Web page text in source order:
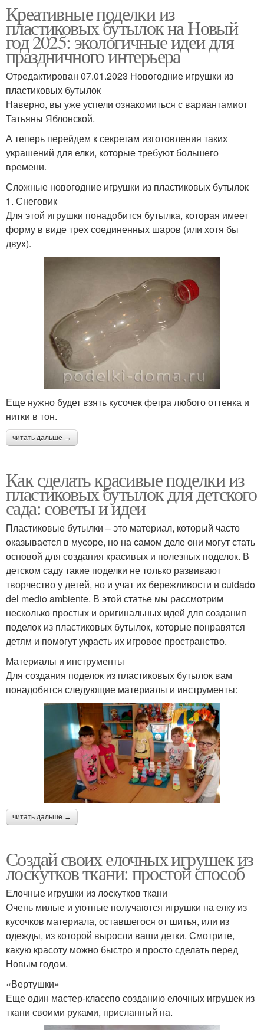
Креативные поделки из
пластиковых бутылок на Новый
год 2025: экологичные идеи для
праздничного интерьера
Отредактирован 07.01.2023 Новогодние игрушки из
пластиковых бутылок
Наверно, вы уже успели ознакомиться с вариантамиот
Татьяны Яблонской.
А теперь перейдем к секретам изготовления таких
украшений для елки, которые требуют большего
времени.
Сложные новогодние игрушки из пластиковых бутылок
1. Снеговик
Для этой игрушки понадобится бутылка, которая имеет
форму в виде трех соединенных шаров (или хотя бы
двух).
Еще нужно будет взять кусочек фетра любого оттенка и
нитки в тон.
читать дальше →
Как сделать красивые поделки из
пластиковых бутылок для детского
сада: советы и идеи
Пластиковые бутылки – это материал, который часто
оказывается в мусоре, но на самом деле они могут стать
основой для создания красивых и полезных поделок. В
детском саду такие поделки не только развивают
творчество у детей, но и учат их бережливости и cuidado
del medio ambiente. В этой статье мы рассмотрим
несколько простых и оригинальных идей для создания
поделок из пластиковых бутылок, которые понравятся
детям и помогут украсть их игровое пространство.
Материалы и инструменты
Для создания поделок из пластиковых бутылок вам
понадобятся следующие материалы и инструменты:
читать дальше →
Создай своих елочных игрушек из
лоскутков ткани: простой способ
Елочные игрушки из лоскутков ткани
Очень милые и уютные получаются игрушки на елку из
кусочков материала, оставшегося от шитья, или из
одежды, из которой выросли ваши детки. Смотрите,
какую красоту можно быстро и просто сделать перед
Новым годом.
«Вертушки»
Еще один мастер-класспо созданию елочных игрушек из
ткани своими руками, присланный на.